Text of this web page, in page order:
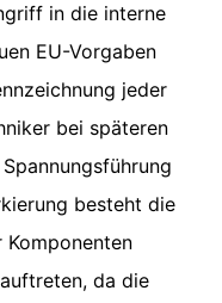
in die interne
EU-Vorgaben
jeder
bei späteren
besteht die
Komponenten
da die